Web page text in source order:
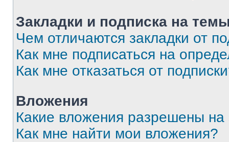
Закладки и подписка на
Чем отличаются закладки от
Как мне подписаться на
Как мне отказаться от
Вложения
Какие вложения разрешены
Как мне найти мои вложения?